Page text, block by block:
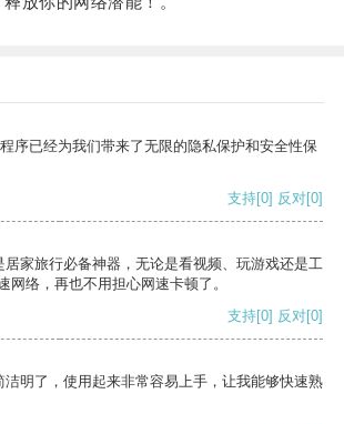
序已经为我们带来了无限的隐私保护和安全性保
支持[0] 反对[0]
居家旅行必备神器，无论是看视频、玩游戏还是工
网络，再也不用担心网速卡顿了。
支持[0] 反对[0]
洁明了，使用起来非常容易上手，让我能够快速熟